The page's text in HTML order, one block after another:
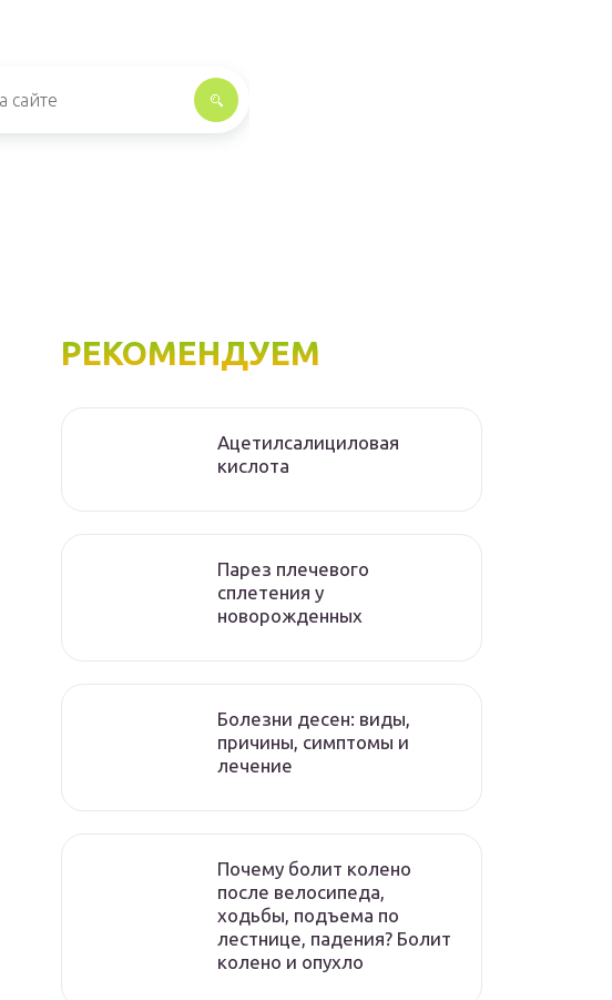
РЕКОМЕНДУЕМ
Ацетилсалициловая
кислота
Парез плечевого
сплетения у
новорожденных
Болезни десен: виды,
причины, симптомы и
лечение
Почему болит колено
после велосипеда,
ходьбы, подъема по
лестнице, падения? Болит
колено и опухло